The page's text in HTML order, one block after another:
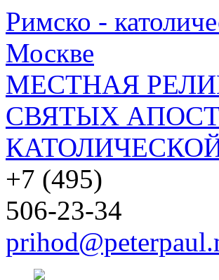
Римско -
Москве
МЕСТНАЯ
СВЯТЫХ
+7 (495)
506-23-34